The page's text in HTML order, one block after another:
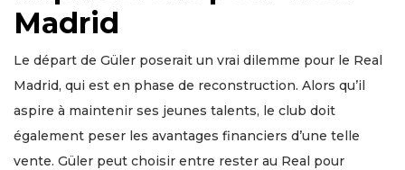
Madrid
Le départ de Güler poserait un vrai dilemme pour le Real
Madrid, qui est en phase de reconstruction. Alors qu’il
aspire à maintenir ses jeunes talents, le club doit
également peser les avantages financiers d’une telle
vente. Güler peut choisir entre rester au Real pour